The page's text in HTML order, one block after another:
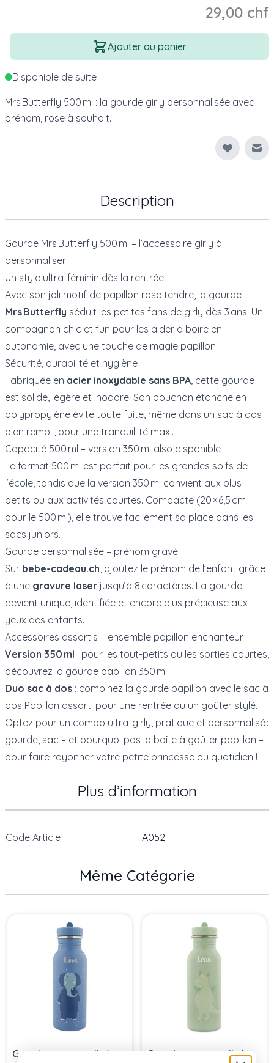
29,00 chf
Quantité
Ajouter au panier
Disponible de suite
Mrs Butterfly 500 ml : la gourde girly personnalisée avec
prénom, rose à souhait.
Description
Gourde Mrs Butterfly 500 ml – l’accessoire girly à
personnaliser
Un style ultra-féminin dès la rentrée
Avec son joli motif de papillon rose tendre, la gourde
Mrs Butterfly séduit les petites fans de girly dès 3 ans. Un
compagnon chic et fun pour les aider à boire en
autonomie, avec une touche de magie papillon.
Sécurité, durabilité et hygiène
Fabriquée en acier inoxydable sans BPA , cette gourde
est solide, légère et inodore. Son bouchon étanche en
polypropylène évite toute fuite, même dans un sac à dos
bien rempli, pour une tranquillité maxi.
Capacité 500 ml – version 350 ml also disponible
Le format 500 ml est parfait pour les grandes soifs de
l’école, tandis que la version 350 ml convient aux plus
petits ou aux activités courtes. Compacte (20 × 6,5 cm
pour le 500 ml), elle trouve facilement sa place dans les
sacs juniors.
Gourde personnalisée – prénom gravé
Sur bebe-cadeau.ch , ajoutez le prénom de l’enfant grâce
à une gravure laser jusqu’à 8 caractères. La gourde
devient unique, identifiée et encore plus précieuse aux
yeux des enfants.
Accessoires assortis – ensemble papillon enchanteur
Version 350 ml : pour les tout-petits ou les sorties courtes,
découvrez la gourde papillon 350 ml.
Duo sac à dos : combinez la gourde papillon avec le sac à
dos Papillon assorti pour une rentrée ou un goûter stylé.
Optez pour un combo ultra-​girly, pratique et personnalisé :
gourde, sac – et pourquoi pas la boîte à goûter papillon –
pour faire rayonner votre petite princesse au quotidien !
Plus d’information
Code Article A052
Même Catégorie
Gourde personnalisée
Gourde personnalisée